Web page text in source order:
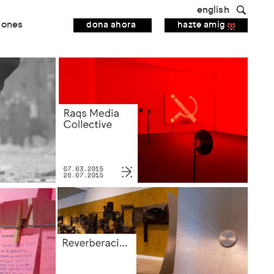
english
dona ahora hazte amig